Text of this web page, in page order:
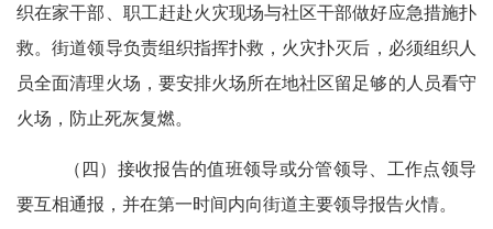
织在家干部、职工赶赴火灾现场与社区干部做好应急措施扑
救。街道领导负责组织指挥扑救，火灾扑灭后， 必须组织人
员全面清理火场， 要安排火场所在地社区留足够的人员看守
火场，防止死灰复燃。
（四） 接收报告的值班领导或分管领导、工作点领导
要互相通报，并在第一时间内向街道主要领导报告火情。